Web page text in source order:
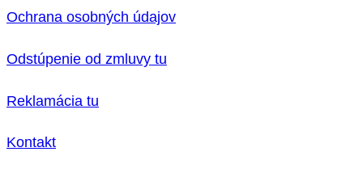
Ochrana osobných údajov
Odstúpenie od zmluvy tu
Reklamácia tu
Kontakt